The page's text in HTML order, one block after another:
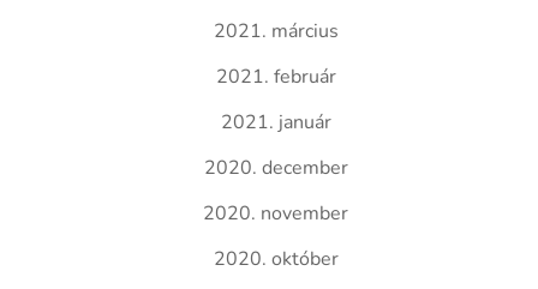
2021. március
2021. február
2021. január
2020. december
2020. november
2020. október